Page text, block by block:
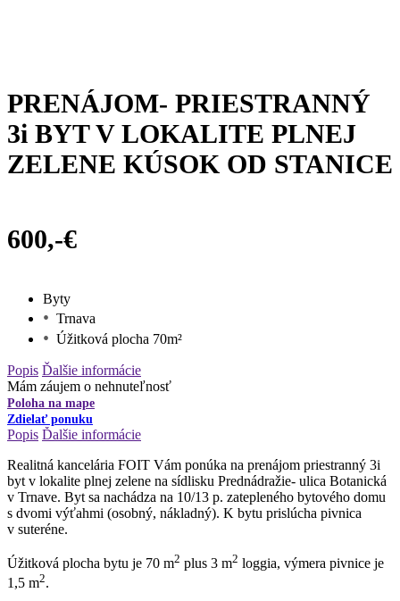
PRENÁJOM- PRIESTRANNÝ
3i BYT V LOKALITE PLNEJ
ZELENE KÚSOK OD STANICE
Byty
Trnava
Úžitková plocha 70m²
600,-€
Popis Ďalšie informácie
Mám záujem o nehnuteľnosť
Poloha na mape
Zdielať ponuku
Popis Ďalšie informácie
Realitná kancelária FOIT Vám ponúka na prenájom priestranný 3i
byt v lokalite plnej zelene na sídlisku Prednádražie- ulica Botanická
v Trnave. Byt sa nachádza na 10/13 p. zatepleného bytového domu
s dvomi výťahmi (osobný, nákladný). K bytu prislúcha pivnica
v suteréne.
Úžitková plocha bytu je 70 m2 plus 3 m2 loggia, výmera pivnice je
1,5 m2.